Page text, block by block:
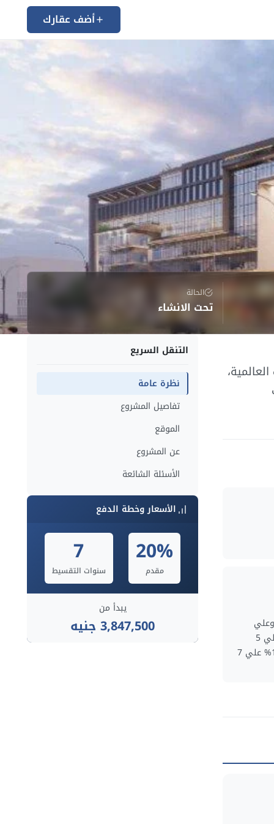
أضف عقارك
الحالة
تحت الانشاء
وعلي
الشركة تسديد أول قسطين. / 5% علي 5
سنوات / / 10% علي 6 سنوات / / 15% علي 7
التنقل السريع
نظرة عامة
تفاصيل المشروع
الموقع
عن المشروع
الأسئلة الشائعة
الأسعار وخطة الدفع
20%
مقدم
7
سنوات التقسيط
يبدأ من
3,847,500 جنيه